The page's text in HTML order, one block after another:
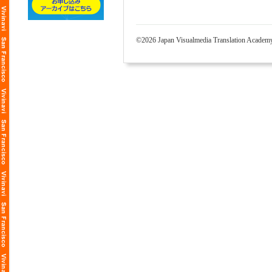
©2026 Japan Visualmedia Translation